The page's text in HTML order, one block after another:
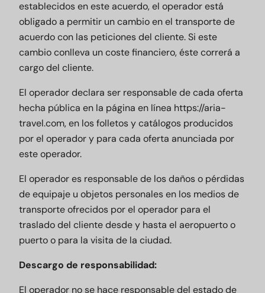
establecidos en este acuerdo, el operador está
obligado a permitir un cambio en el transporte de
acuerdo con las peticiones del cliente. Si este
cambio conlleva un coste financiero, éste correrá a
cargo del cliente.
El operador declara ser responsable de cada oferta
hecha pública en la página en línea https://aria-
travel.com, en los folletos y catálogos producidos
por el operador y para cada oferta anunciada por
este operador.
El operador es responsable de los daños o pérdidas
de equipaje u objetos personales en los medios de
transporte ofrecidos por el operador para el
traslado del cliente desde y hasta el aeropuerto o
puerto o para la visita de la ciudad.
Descargo de responsabilidad:
El operador no se hace responsable del estado de